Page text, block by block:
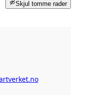
Skjul tomme rader